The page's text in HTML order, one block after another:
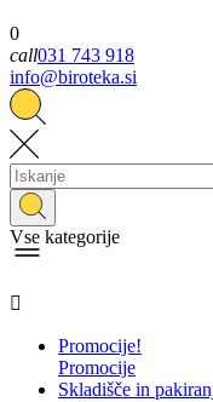
0
call031 743 918
info@biroteka.si
Vse kategorije

Promocije!
Promocije
Skladišče in